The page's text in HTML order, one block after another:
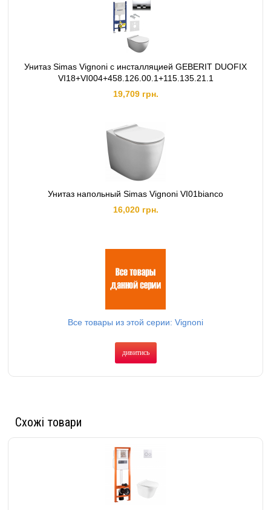
Унитаз Simas Vignoni с инсталляцией GEBERIT DUOFIX
VI18+VI004+458.126.00.1+115.135.21.1
19,709 грн.
Унитаз напольный Simas Vignoni VI01bianco
16,020 грн.
Все товары из этой серии: Vignoni
дивитись
Схожі товари